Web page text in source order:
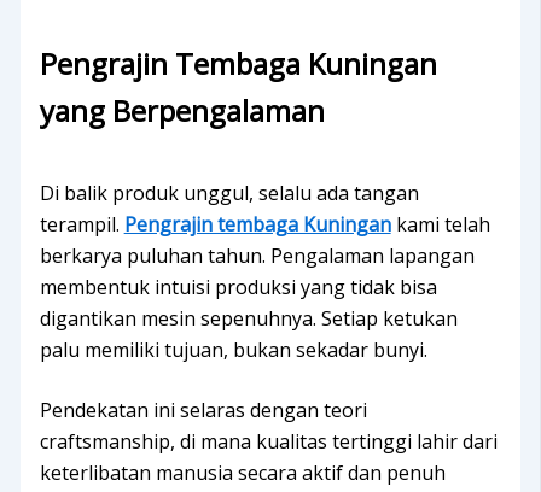
Pengrajin Tembaga Kuningan
yang Berpengalaman
Di balik produk unggul, selalu ada tangan
terampil. Pengrajin tembaga Kuningankami telah
berkarya puluhan tahun. Pengalaman lapangan
membentuk intuisi produksi yang tidak bisa
digantikan mesin sepenuhnya. Setiap ketukan
palu memiliki tujuan, bukan sekadar bunyi.
Pendekatan ini selaras dengan teori
craftsmanship, di mana kualitas tertinggi lahir dari
keterlibatan manusia secara aktif dan penuh